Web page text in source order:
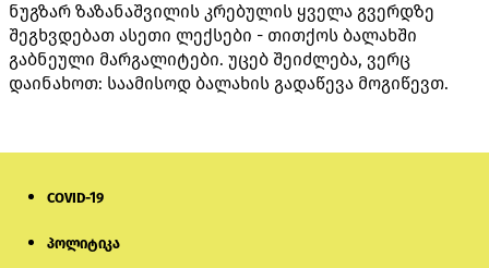
ნუგზარ ზაზანაშვილის კრებულის ყველა გვერდზე
შეგხვდებათ ასეთი ლექსები - თითქოს ბალახში
გაბნეული მარგალიტები. უცებ შეიძლება, ვერც
დაინახოთ: საამისოდ ბალახის გადაწევა მოგიწევთ.
COVID-19
პოლიტიკა